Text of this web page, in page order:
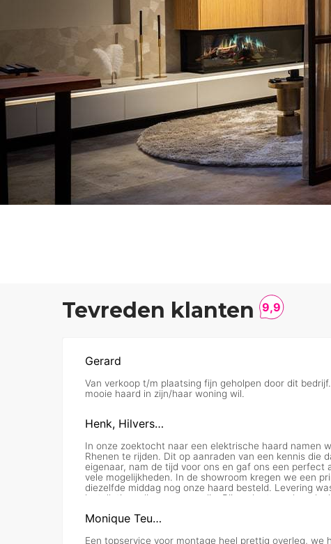
Tevreden klanten